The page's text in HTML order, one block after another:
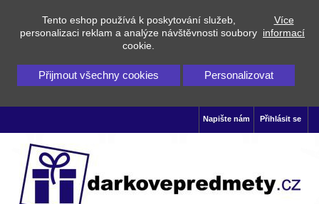
Tento eshop používá k poskytování služeb,
personalizaci reklam a analýze návštěvnosti soubory
cookie.
Více
informací
Přijmout všechny cookies Personalizovat
Přihlásit se
Napište nám